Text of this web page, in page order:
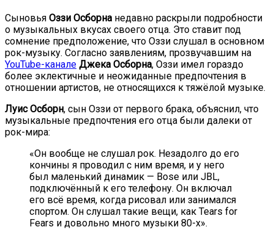
Сыновья Оззи Осборна недавно раскрыли подробности
о музыкальных вкусах своего отца. Это ставит под
сомнение предположение, что Оззи слушал в основном
рок-музыку. Согласно заявлениям, прозвучавшим на
YouTube-канале Джека Осборна, Оззи имел гораздо
более эклектичные и неожиданные предпочтения в
отношении артистов, не относящихся к тяжёлой музыке.
Луис Осборн, сын Оззи от первого брака, объяснил, что
музыкальные предпочтения его отца были далеки от
рок-мира:
«Он вообще не слушал рок. Незадолго до его
кончины я проводил с ним время, и у него
был маленький динамик — Bose или JBL,
подключённый к его телефону. Он включал
его всё время, когда рисовал или занимался
спортом. Он слушал такие вещи, как Tears for
Fears и довольно много музыки 80-х».